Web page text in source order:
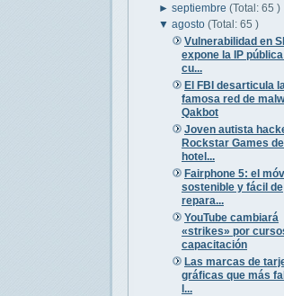
►septiembre(Total: 65 )
▼agosto(Total: 65 )
Vulnerabilidad en
expone la IP
cu...
El FBI desarticula la
famosa red de
Qakbot
Joven autista
Rockstar Games
hotel...
Fairphone 5: el
sostenible y fácil de
repara...
YouTube cambiará
«strikes» por
capacitación
Las marcas de
gráficas que más
l...